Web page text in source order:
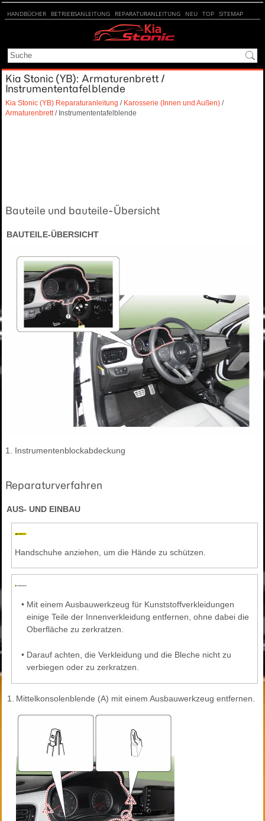
HANDBÜCHER BETRIEBSANLEITUNG REPARATURANLEITUNG NEU TOP SITEMAP
Kia Stonic (YB): Armaturenbrett /
Instrumententafelblende
Kia Stonic (YB) Reparaturanleitung / Karosserie (Innen und Außen) /
Armaturenbrett/ Instrumententafelblende
Bauteile und bauteile-Übersicht
BAUTEILE-ÜBERSICHT
1. Instrumentenblockabdeckung
Reparaturverfahren
AUS- UND EINBAU
Handschuhe anziehen, um die Hände zu schützen.
• Mit einem Ausbauwerkzeug für Kunststoffverkleidungen
einige Teile der Innenverkleidung entfernen, ohne dabei die
Oberfläche zu zerkratzen.
• Darauf achten, die Verkleidung und die Bleche nicht zu
verbiegen oder zu zerkratzen.
1. Mittelkonsolenblende (A) mit einem Ausbauwerkzeug entfernen.